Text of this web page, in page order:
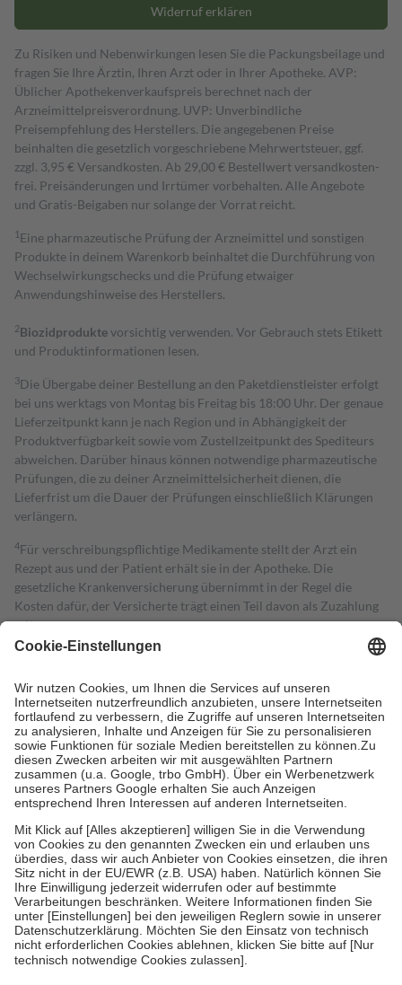
Widerruf erklären
Zu Risiken und Nebenwirkungen lesen Sie die Packungsbeilage und
fragen Sie Ihre Ärztin, Ihren Arzt oder in Ihrer Apotheke. AVP:
Üblicher Apothekenverkaufspreis berechnet nach der
Arzneimittelpreisverordnung. UVP: Unverbindliche
Preisempfehlung des Herstellers. Die angegebenen Preise
beinhalten die gesetzlich vorgeschriebene Mehrwertsteuer, ggf.
zzgl. 3,95 € Versandkosten. Ab 29,00 € Bestell­wert versand­kosten­
frei. Preisänderungen und Irrtümer vorbehalten. Alle Angebote
und Gratis-Beigaben nur solange der Vorrat reicht.
1 Eine pharmazeutische Prüfung der Arzneimittel und sonstigen
Produkte in deinem Warenkorb beinhaltet die Durchführung von
Wechselwirkungschecks und die Prüfung etwaiger
Anwendungshinweise des Herstellers.
2Biozidproduktevorsichtig verwenden. Vor Gebrauch stets Etikett
und Produktinformationen lesen.
3Die Übergabe deiner Bestellung an den Paketdienstleister erfolgt
bei uns werktags von Montag bis Freitag bis 18:00 Uhr. Der genaue
Lieferzeitpunkt kann je nach Region und in Abhängigkeit der
Produktverfügbarkeit sowie vom Zustellzeitpunkt des Spediteurs
abweichen. Darüber hinaus können notwendige pharmazeutische
Prüfungen, die zu deiner Arzneimittelsicherheit dienen, die
Lieferfrist um die Dauer der Prüfungen einschließlich Klärungen
verlängern.
4Für verschreibungspflichtige Medikamente stellt der Arzt ein
Rezept aus und der Patient erhält sie in der Apotheke. Die
gesetzliche Krankenversicherung übernimmt in der Regel die
Kosten dafür, der Versicherte trägt einen Teil davon als Zuzahlung
mit.
Grundsätzlich leisten Mitglieder Zuzahlungen in Höhe von zehn
höchstens zehn Euro.
Es sind jedoch nie mehr als die tatsächlichen
Kosten der Leistung zu entrichten.
Diese Regeln gelten grundsätzlich auch für Online-Apotheken.
Bei Heilmitteln und häuslicher Krankenpflege beträgt die
Zuzahlung zehn Prozent der Kosten sowie zehn Euro je
Verordnung.
Um das Engagement der Versicherten für ihre eigene Gesundheit zu
stärken und die besondere Stellung der Familie zu unterstützen,
fallenkeine Zuzahlungenan bei:
• Kindern und Jugendlichen bis zum vollendeten 18. Lebensjahr
mit Ausnahme der Fahrkosten
• Untersuchungen zur Vorsorge und Früherkennung, die von der
GKV getragen werden
• empfohlenen Schutzimpfungen
• Harn- und Blutteststreifen